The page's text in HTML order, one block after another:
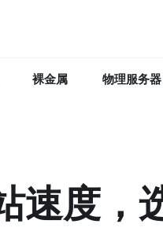
裸金属 物理服务器
速度，